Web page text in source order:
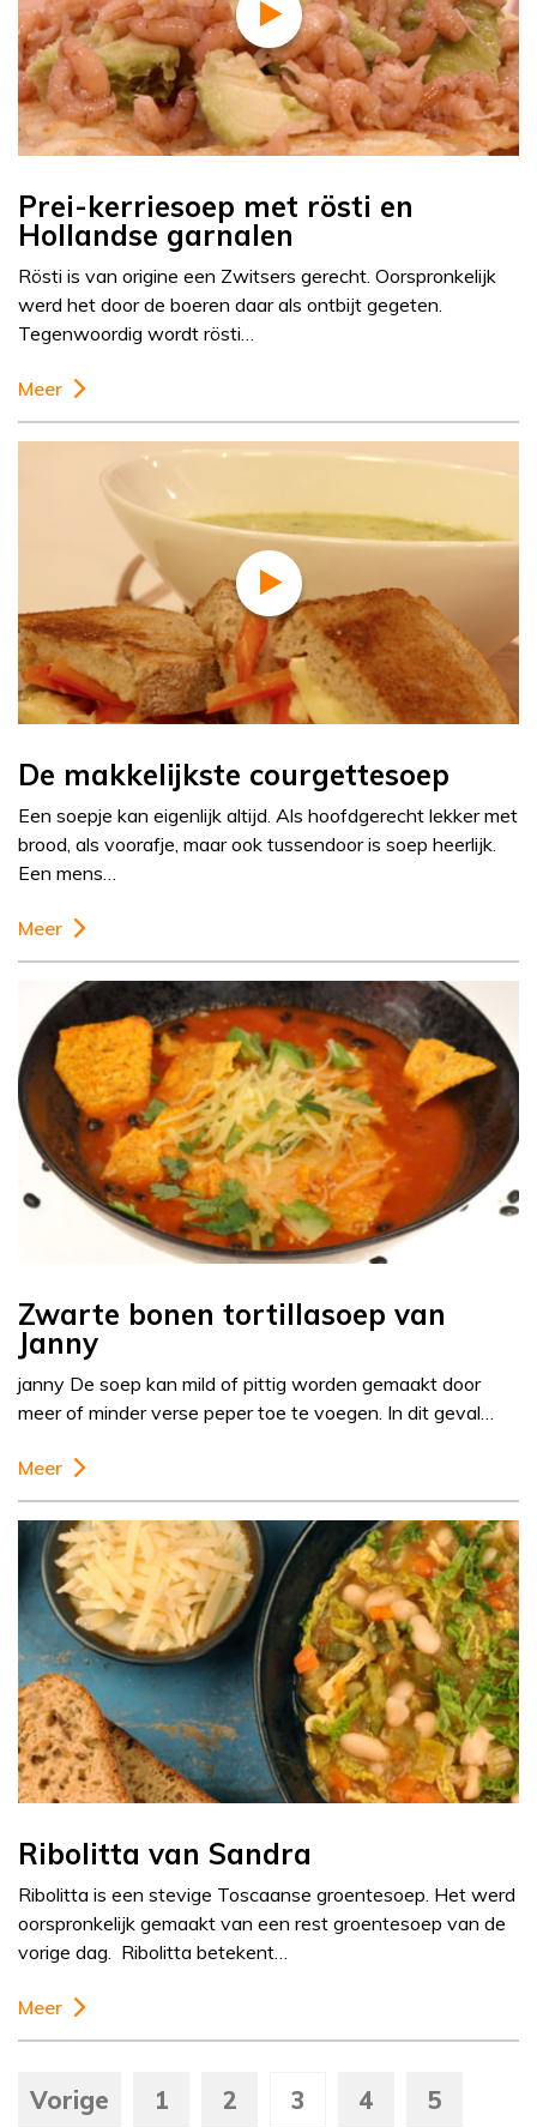
Prei-kerriesoep met rösti en
Hollandse garnalen
Rösti is van origine een Zwitsers gerecht. Oorspronkelijk
werd het door de boeren daar als ontbijt gegeten.
Tegenwoordig wordt rösti…
Meer
De makkelijkste courgettesoep
Een soepje kan eigenlijk altijd. Als hoofdgerecht lekker met
brood, als voorafje, maar ook tussendoor is soep heerlijk.
Een mens…
Meer
Zwarte bonen tortillasoep van
Janny
janny De soep kan mild of pittig worden gemaakt door
meer of minder verse peper toe te voegen. In dit geval…
Meer
Ribolitta van Sandra
Ribolitta is een stevige Toscaanse groentesoep. Het werd
oorspronkelijk gemaakt van een rest groentesoep van de
vorige dag. Ribolitta betekent…
Meer
Vorige 1 2 3 4 5